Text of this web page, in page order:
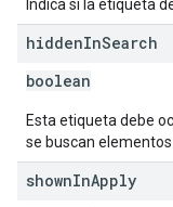
Indica si la etiqueta
hiddenInSearch
boolean
Esta etiqueta debe
se buscan elementos
shownInApply